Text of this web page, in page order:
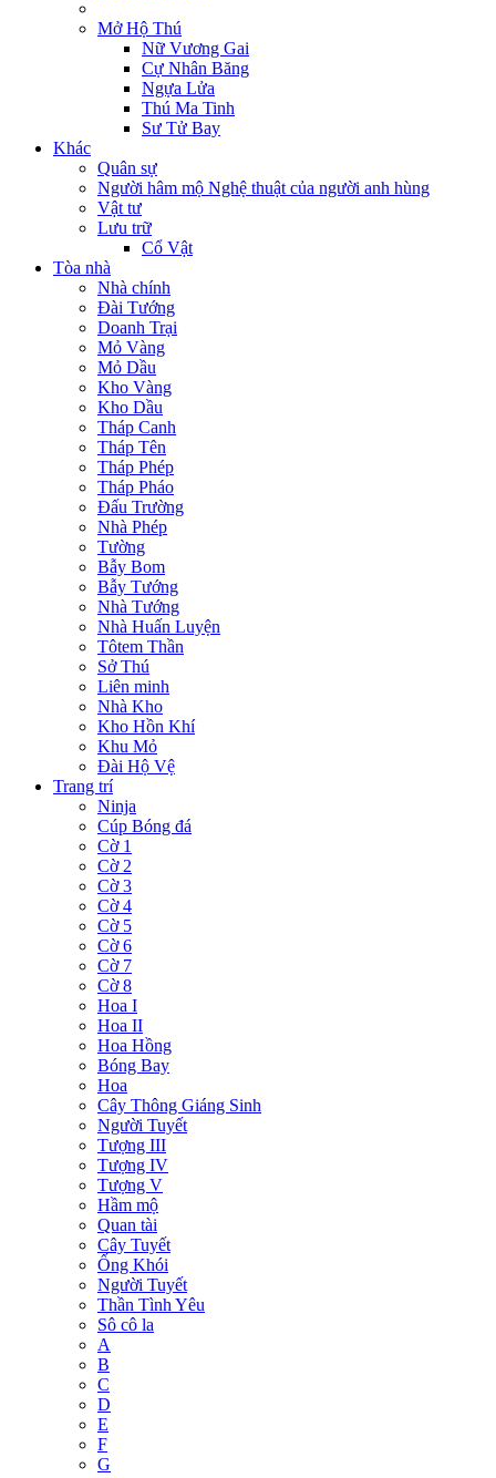
Mở Hộ Thú
Nữ Vương Gai
Cự Nhân Băng
Ngựa Lửa
Thú Ma Tinh
Sư Tử Bay
Khác
Quân sự
Người hâm mộ Nghệ thuật của người anh hùng
Vật tư
Lưu trữ
Cổ Vật
Tòa nhà
Nhà chính
Đài Tướng
Doanh Trại
Mỏ Vàng
Mỏ Dầu
Kho Vàng
Kho Dầu
Tháp Canh
Tháp Tên
Tháp Phép
Tháp Pháo
Đấu Trường
Nhà Phép
Tường
Bẫy Bom
Bẫy Tướng
Nhà Tướng
Nhà Huấn Luyện
Tôtem Thần
Sở Thú
Liên minh
Nhà Kho
Kho Hồn Khí
Khu Mỏ
Đài Hộ Vệ
Trang trí
Ninja
Cúp Bóng đá
Cờ 1
Cờ 2
Cờ 3
Cờ 4
Cờ 5
Cờ 6
Cờ 7
Cờ 8
Hoa I
Hoa II
Hoa Hồng
Bóng Bay
Hoa
Cây Thông Giáng Sinh
Người Tuyết
Tượng III
Tượng IV
Tượng V
Hầm mộ
Quan tài
Cây Tuyết
Ống Khói
Người Tuyết
Thần Tình Yêu
Sô cô la
A
B
C
D
E
F
G